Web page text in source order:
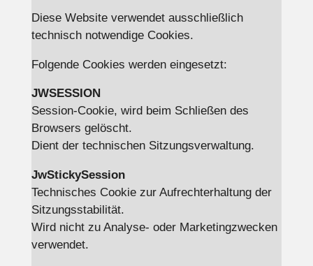
Diese Website verwendet ausschließlich
technisch notwendige Cookies.
Folgende Cookies werden eingesetzt:
JWSESSION
Session-Cookie, wird beim Schließen des
Browsers gelöscht.
Dient der technischen Sitzungsverwaltung.
JwStickySession
Technisches Cookie zur Aufrechterhaltung der
Sitzungsstabilität.
Wird nicht zu Analyse- oder Marketingzwecken
verwendet.